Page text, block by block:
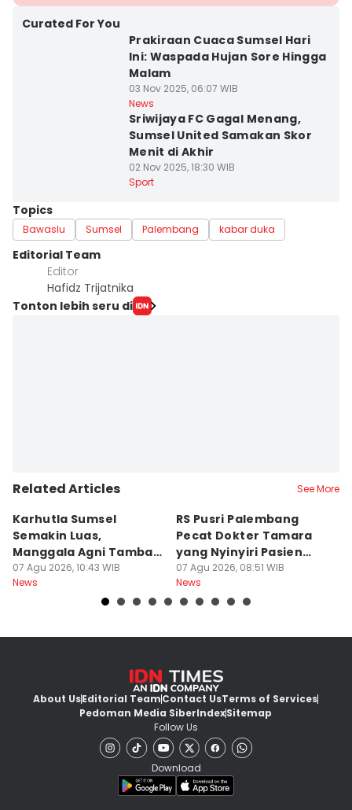
Curated For You
Prakiraan Cuaca Sumsel Hari
Ini: Waspada Hujan Sore Hingga
Malam
03 Nov 2025, 06:07 WIB
News
Sriwijaya FC Gagal Menang,
Sumsel United Samakan Skor
Menit di Akhir
02 Nov 2025, 18:30 WIB
Sport
Topics
Bawaslu Sumsel Palembang kabar duka
Editorial Team
Editor
Hafidz Trijatnika
Tonton lebih seru di
Related Articles See More
Karhutla Sumsel
Semakin Luas,
Manggala Agni Tambah
Regu Pemadam
07 Agu 2026, 10:43 WIB
News
RS Pusri Palembang
Pecat Dokter Tamara
yang Nyinyiri Pasien
Yurizal
07 Agu 2026, 08:51 WIB
News
About UsEditorial TeamContact UsTerms of Services
Pedoman Media SiberIndexSitemap
Follow Us
Download